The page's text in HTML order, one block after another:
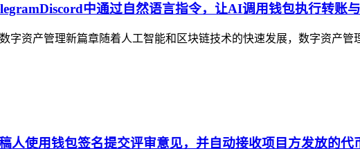
中通过自然语言指令，让AI调用钱包执行转账
字资产管理新篇章随着人工智能和区块链技术的快速发展，数字资产管
人使用钱包签名提交评审意见，并自动接收项目方发放的代